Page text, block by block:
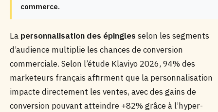
commerce.
La personnalisation des épingles selon les segments
d’audience multiplie les chances de conversion
commerciale. Selon l’étude Klaviyo 2026, 94% des
marketeurs français affirment que la personnalisation
impacte directement les ventes, avec des gains de
conversion pouvant atteindre +82% grâce à l’hyper-